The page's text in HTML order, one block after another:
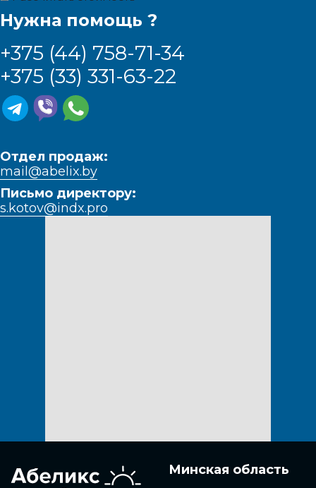
Нужна помощь ?
+375 (44) 758-71-34
+375 (33) 331-63-22
Отдел продаж:
mail@abelix.by
Письмо директору:
s.kotov@indx.pro
Минская область